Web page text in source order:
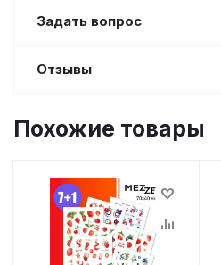
Задать вопрос
Отзывы
Похожие товары